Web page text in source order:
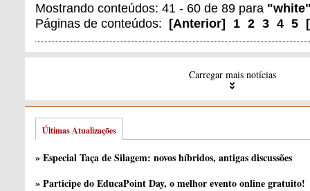
Mostrando conteúdos: 41 - 60 de 89 para
Páginas de conteúdos: [Anterior] 1 2 3 4 5 [
Carregar mais notícias
Últimas Atualizações
» Especial Taça de Silagem: novos híbridos, antigas discussões
» Participe do EducaPoint Day, o melhor evento online gratuito!